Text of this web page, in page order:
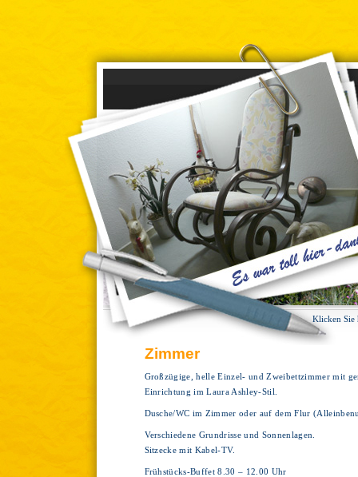
Klicken
Zimmer
Großzügige, helle Einzel- und Zweibettzimmer mit
Einrichtung im Laura Ashley-Stil.
Dusche/WC im Zimmer oder auf dem Flur
Verschiedene Grundrisse und Sonnenlagen.
Sitzecke mit Kabel-TV.
Frühstücks-Buffet 8.30 – 12.00 Uhr